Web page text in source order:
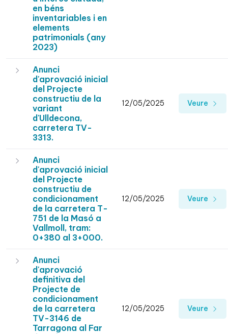
en béns
inventariables i en
elements
patrimonials (any
2023)
Anunci
d'aprovació inicial
del Projecte
constructiu de la
variant
d'Ulldecona,
carretera TV-
3313.
12/05/2025 Veure
Anunci
d'aprovació inicial
del Projecte
constructiu de
condicionament
de la carretera T-
751 de la Masó a
Vallmoll, tram:
0+380 al 3+000.
12/05/2025 Veure
Anunci
d'aprovació
definitiva del
Projecte de
condicionament
de la carretera
TV-3146 de
Tarragona al Far
12/05/2025 Veure